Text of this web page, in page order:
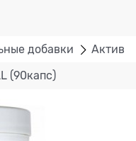
добавки
(90капс)